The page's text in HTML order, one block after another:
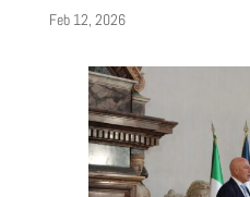
Feb 12, 2026